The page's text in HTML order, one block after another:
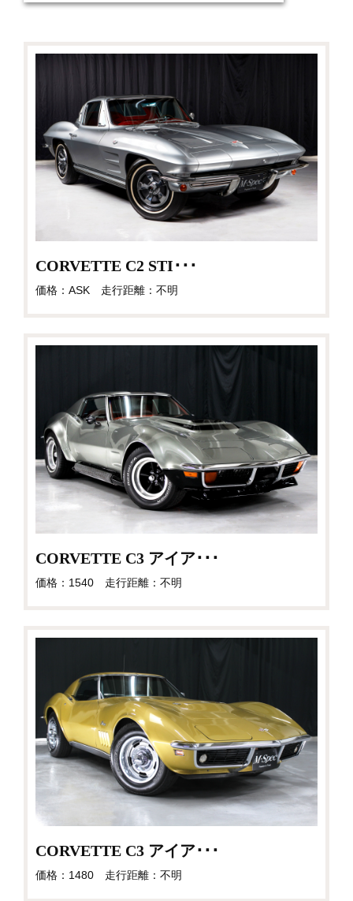
CORVETTE C2 STI･･･
価格：ASK 走行距離：不明
CORVETTE C3 アイア･･･
価格：1540 走行距離：不明
CORVETTE C3 アイア･･･
価格：1480 走行距離：不明